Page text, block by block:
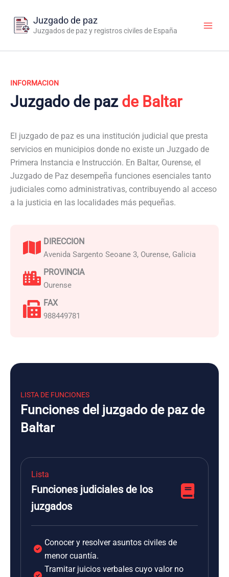
contenido
Juzgado de paz
Juzgados de paz y registros civiles de España
INFORMACION
Juzgado de paz de Baltar
El juzgado de paz es una institución judicial que presta
servicios en municipios donde no existe un Juzgado de
Primera Instancia e Instrucción. En Baltar, Ourense, el
Juzgado de Paz desempeña funciones esenciales tanto
judiciales como administrativas, contribuyendo al acceso
a la justicia en las localidades más pequeñas.
DIRECCION
Avenida Sargento Seoane 3, Ourense, Galicia
PROVINCIA
Ourense
FAX
988449781
LISTA DE FUNCIONES
Funciones del juzgado de paz de
Baltar
Lista
Funciones judiciales de los
juzgados
Conocer y resolver asuntos civiles de
menor cuantía.
Tramitar juicios verbales cuyo valor no